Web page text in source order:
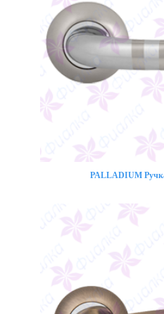
PALLADIUM